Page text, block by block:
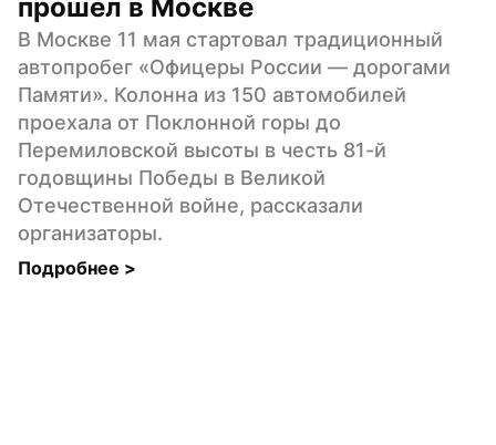
прошел в Москве
В Москве 11 мая стартовал традиционный
автопробег «Офицеры России — дорогами
Памяти». Колонна из 150 автомобилей
проехала от Поклонной горы до
Перемиловской высоты в честь 81-й
годовщины Победы в Великой
Отечественной войне, рассказали
организаторы.
Подробнее >